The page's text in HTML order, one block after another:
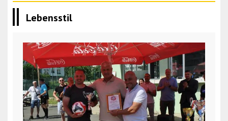
Lebensstil